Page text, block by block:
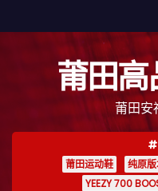
至
莆田高
莆田安
莆田运动鞋 纯原
YEEZY 700